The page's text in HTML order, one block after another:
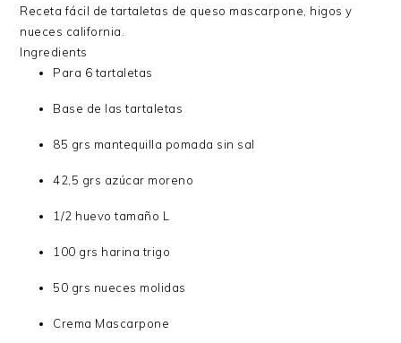
Receta fácil de tartaletas de queso mascarpone, higos y
nueces california.
Ingredients
Para 6 tartaletas
Base de las tartaletas
85 grs mantequilla pomada sin sal
42,5 grs azúcar moreno
1/2 huevo tamaño L
100 grs harina trigo
50 grs nueces molidas
Crema Mascarpone